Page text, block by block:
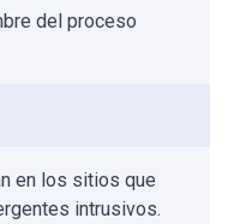
del proceso
en los sitios que
intrusivos.